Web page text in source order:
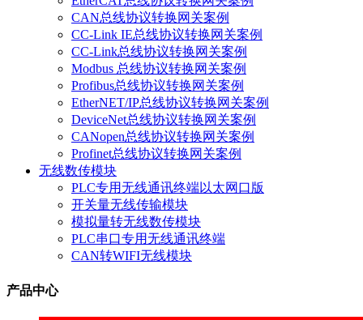
CAN总线协议转换网关案例
CC-Link IE总线协议转换网关案例
CC-Link总线协议转换网关案例
Modbus 总线协议转换网关案例
Profibus总线协议转换网关案例
EtherNET/IP总线协议转换网关案例
DeviceNet总线协议转换网关案例
CANopen总线协议转换网关案例
Profinet总线协议转换网关案例
无线数传模块
PLC专用无线通讯终端以太网口版
开关量无线传输模块
模拟量转无线数传模块
PLC串口专用无线通讯终端
CAN转WIFI无线模块
产品中心